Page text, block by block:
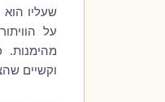
שעליו
על
וקשיים